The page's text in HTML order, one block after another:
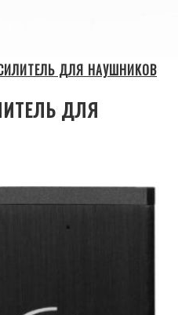
ДЛЯ НАУШНИКОВ
ДЛЯ